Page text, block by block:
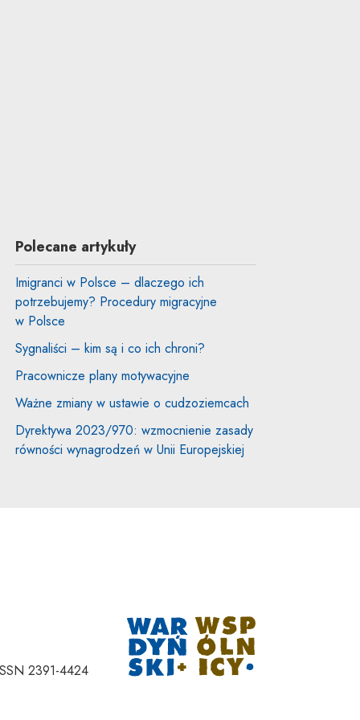
Polecane artykuły
Imigranci w Polsce – dlaczego ich
potrzebujemy? Procedury migracyjne
w Polsce
Sygnaliści – kim są i co ich chroni?
Pracownicze plany motywacyjne
Ważne zmiany w ustawie o cudzoziemcach
Dyrektywa 2023/970: wzmocnienie zasady
równości wynagrodzeń w Unii Europejskiej
2391-4424
Uwaga, link